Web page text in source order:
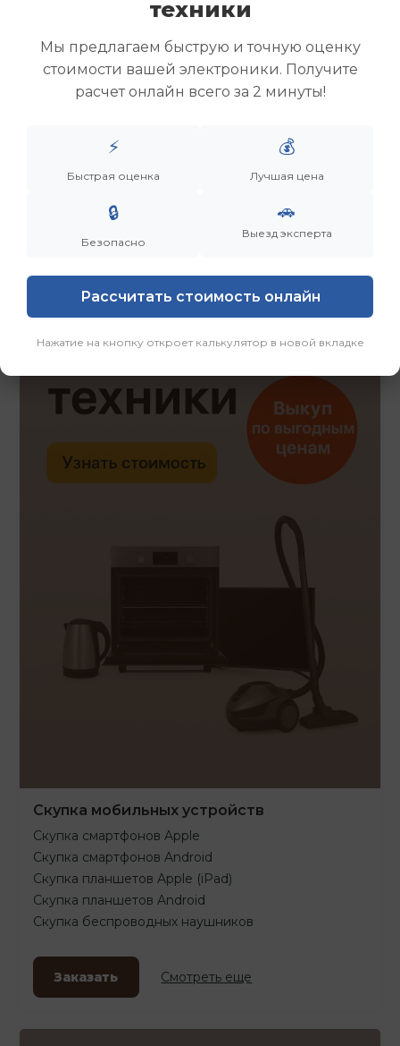
Скупка ноутбуков
Скупка игровых ноутбуков
Скупка рабочих ноутбуков
Скупка старых ноутбуков (б/у)
Скупка роутеров и сетевого оборудования
Скупка мобильных устройств
Скупка смартфонов Apple
Скупка смартфонов Android
Скупка планшетов Apple (iPad)
Скупка планшетов Android
Скупка беспроводных наушников
Заказать Смотреть еще
техники
Мы предлагаем быструю и точную оценку
стоимости вашей электроники. Получите
расчет онлайн всего за 2 минуты!
⚡
Быстрая оценка
💰
Лучшая цена
🔒
Безопасно
🚗
Выезд эксперта
Рассчитать стоимость онлайн
Нажатие на кнопку откроет калькулятор в новой вкладке